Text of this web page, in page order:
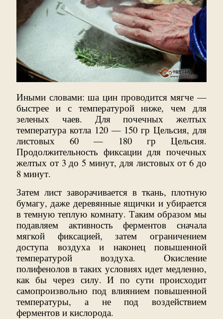
Иными словами: ша цин проводится мягче —
быстрее и с температурой ниже, чем для
зеленых чаев. Для почечных желтых
температура котла 120 — 150 гр Цельсия, для
листовых 60 — 180 гр Цельсия.
Продолжительность фиксации для почечных
желтых от 3 до 5 минут, для листовых от 6 до
8 минут.
Затем лист заворачивается в ткань, плотную
бумагу, даже деревянные ящички и убирается
в темную теплую комнату. Таким образом мы
подавляем активность ферментов сначала
мягкой фиксацией, затем ограничением
доступа воздуха и наконец повышенной
температурой воздуха. Окисление
полифенолов в таких условиях идет медленно,
как бы через силу. И по сути происходит
самопроизвольно под влиянием повышенной
температуры, а не под воздействием
ферментов и кислорода.